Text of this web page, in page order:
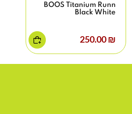
BOOS Titanium Runn
Black White
₪ 250.00